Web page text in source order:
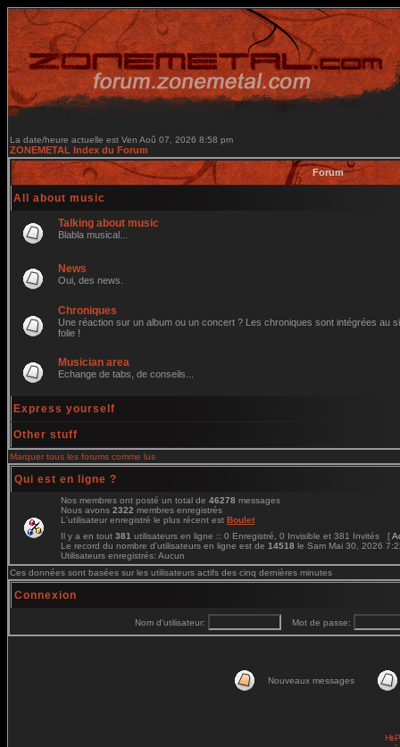
La date/heure actuelle est Ven Aoû 07, 2026 8:58 pm
ZONEMETAL Index du Forum
Forum
All about music
Talking about music
Blabla musical...
News
Oui, des news.
Chroniques
Une réaction sur un album ou un concert ? Les chroniques sont intégrées au
folie !
Musician area
Echange de tabs, de conseils...
Express yourself
Other stuff
Marquer tous les forums comme lus
Qui est en ligne ?
Nos membres ont posté un total de 46278 messages
Nous avons 2322 membres enregistrés
L'utilisateur enregistré le plus récent est Boulet
Il y a en tout 381 utilisateurs en ligne :: 0 Enregistré, 0 Invisible et 381 Invités [
Le record du nombre d'utilisateurs en ligne est de 14518 le Sam Mai 30, 2026
Utilisateurs enregistrés: Aucun
Ces données sont basées sur les utilisateurs actifs des cinq dernières minutes
Connexion
Nom d'utilisateur: Mot de passe:
Nouveaux messages